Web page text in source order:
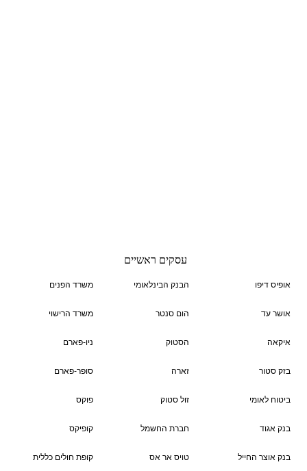
עסקים ראשיים
אופיס דיפו
אושר עד
איקאה
בזק סטור
ביטוח לאומי
בנק אגוד
בנק אוצר החייל
הבנק הבינלאומי
הום סנטר
הסטוק
זארה
זול סטוק
חברת החשמל
טויס אר אס
משרד הפנים
משרד הרישוי
ניו-פארם
סופר-פארם
פוקס
קופיקס
קופת חולים כללית